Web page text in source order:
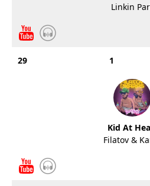
Linkin
29 1
Kid At
Filatov &